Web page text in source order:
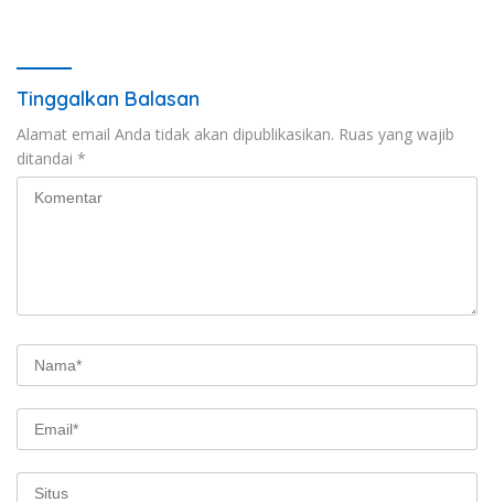
Tinggalkan Balasan
Alamat email Anda tidak akan dipublikasikan. Ruas yang wajib
ditandai *